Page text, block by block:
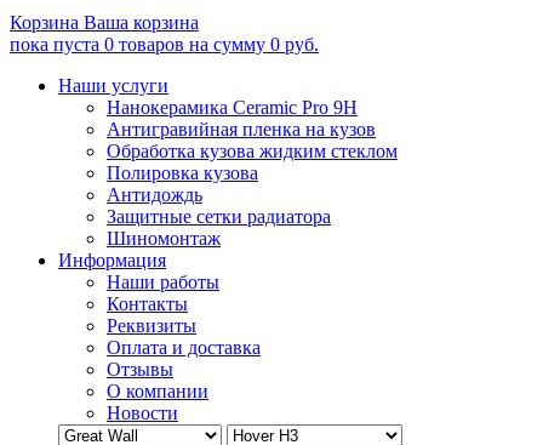
Корзина Ваша корзина
пока пуста 0 товаров на сумму 0 руб.
Наши услуги
Нанокерамика Ceramic Pro 9H
Антигравийная пленка на кузов
Обработка кузова жидким стеклом
Полировка кузова
Антидождь
Защитные сетки радиатора
Шиномонтаж
Информация
Наши работы
Контакты
Реквизиты
Оплата и доставка
Отзывы
О компании
Новости